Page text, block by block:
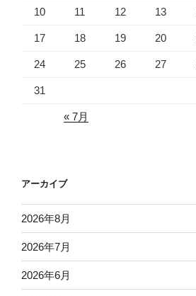
10 11 12 13
17 18 19 20
24 25 26 27
31
« 7月
アーカイブ
2026年8月
2026年7月
2026年6月